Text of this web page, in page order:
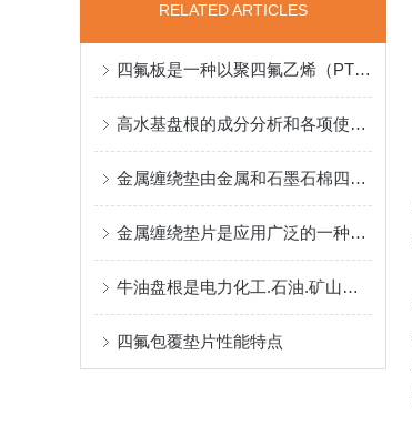
RELATED ARTICLES
四氟板是一种以聚四氟乙烯（PTFE）为原料的高分子化合物板材
高水基盘根的成分分析和各项使用标准
金属缠绕垫由金属和石墨石棉四氟等软性材料相互交替重叠螺旋缠绕而成
金属缠绕垫片是应用广泛的一种密封垫片
牛油盘根是电力化工.石油.矿山农机.船舶供水造纸糖业等工业用密封材料
四氟包覆垫片性能特点